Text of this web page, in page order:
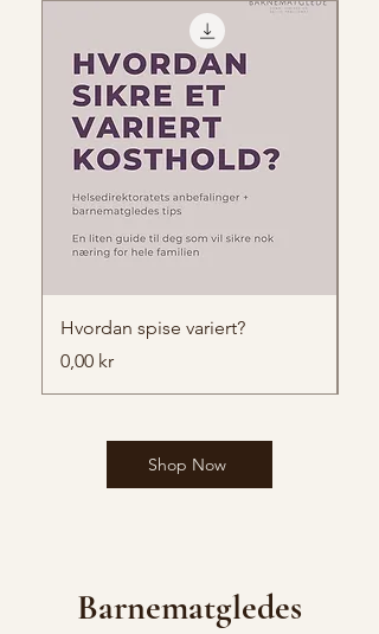
Hvordan spise variert?
Pris
0,00 kr
Shop Now
Barnematgledes